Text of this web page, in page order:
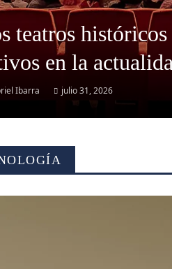
teatros históricos
en la
Ibarra julio 31, 2026